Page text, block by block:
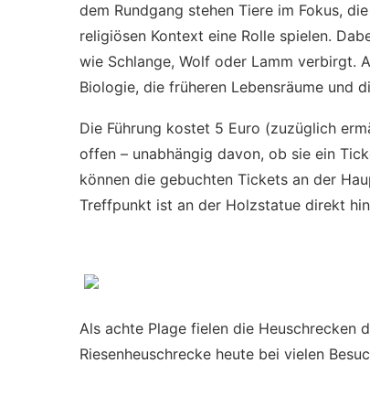
dem Rundgang stehen Tiere im Fokus,
religiösen Kontext eine Rolle spielen.
wie Schlange, Wolf oder Lamm verbirgt.
Biologie, die früheren Lebensräume und
Die Führung kostet 5 Euro (zuzüglich
offen – unabhängig davon, ob sie ein
können die gebuchten Tickets an der
Treffpunkt ist an der Holzstatue direkt
Als achte Plage fielen die Heuschrecken
Riesenheuschrecke heute bei vielen